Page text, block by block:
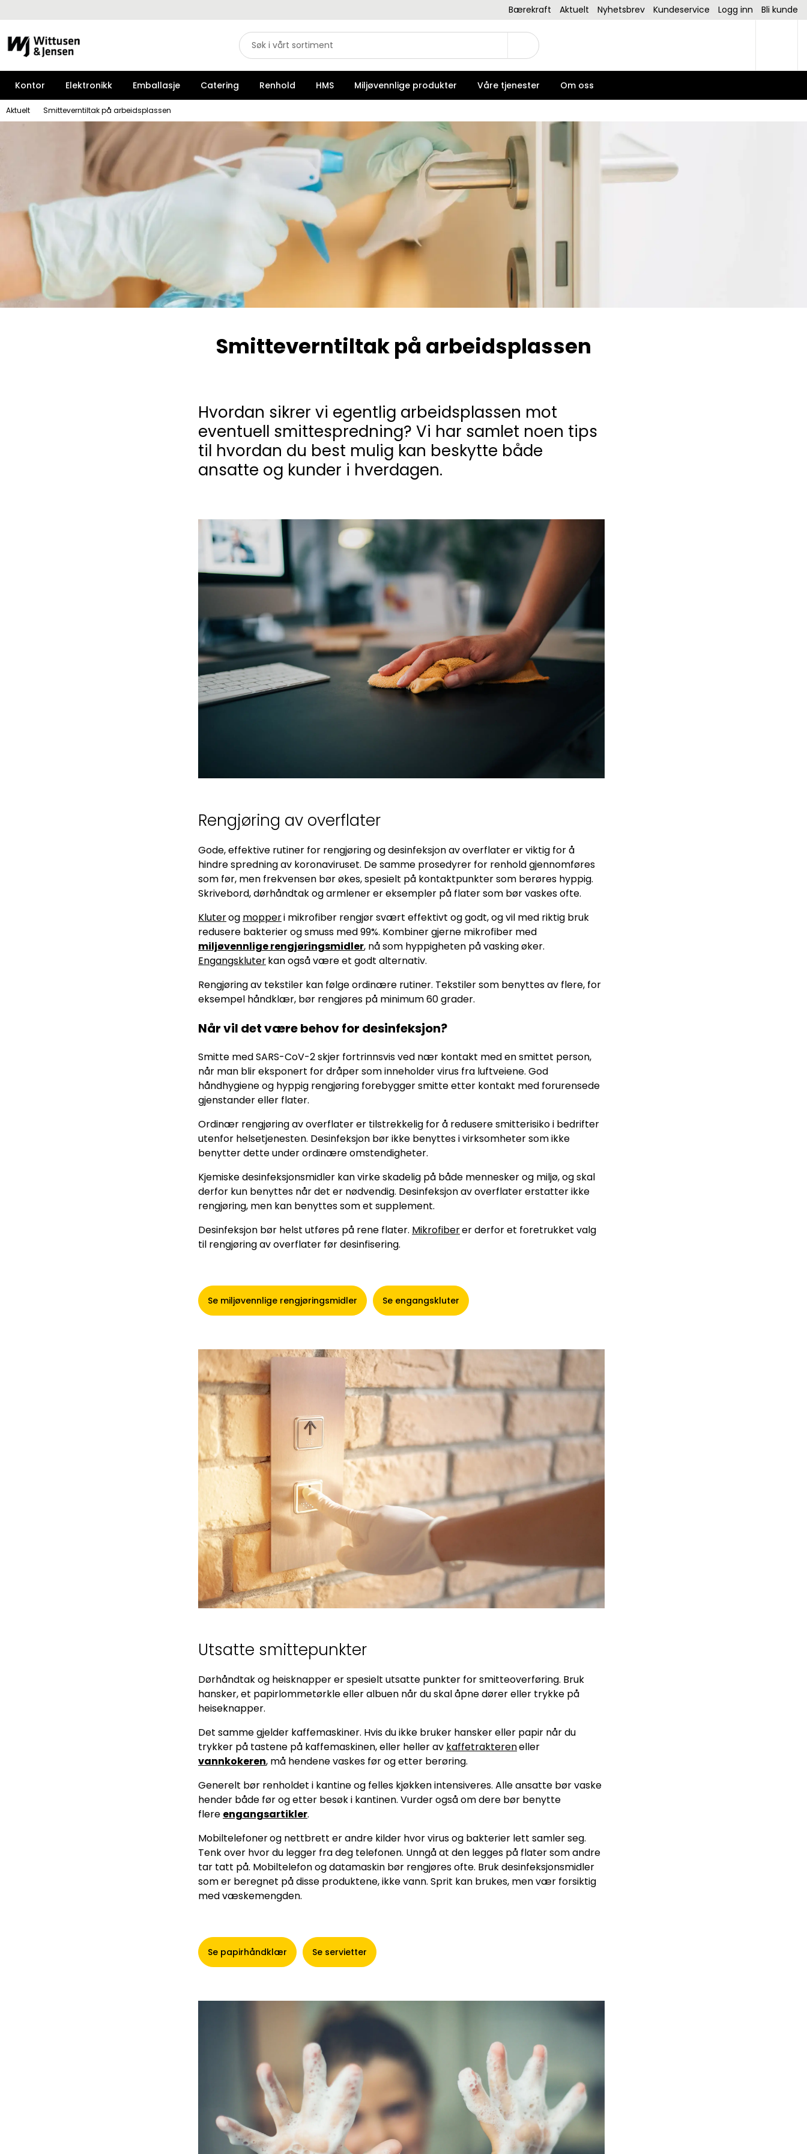
Bærekraft Aktuelt Nyhetsbrev Kundeservice Logg inn Bli kunde
Kontor Elektronikk Emballasje Catering Renhold HMS Miljøvennlige produkter Våre tjenester Om oss
Aktuelt Smitteverntiltak på arbeidsplassen
Smitteverntiltak på arbeidsplassen
Hvordan sikrer vi egentlig arbeidsplassen mot
eventuell smittespredning? Vi har samlet noen tips
til hvordan du best mulig kan beskytte både
ansatte og kunder i hverdagen.
Rengjøring av overflater
Gode, effektive rutiner for rengjøring og desinfeksjon av overflater er viktig for å
hindre spredning av koronaviruset. De samme prosedyrer for renhold gjennomføres
som før, men frekvensen bør økes, spesielt på kontaktpunkter som berøres hyppig.
Skrivebord, dørhåndtak og armlener er eksempler på flater som bør vaskes ofte.
Kluterog mopperi mikrofiber rengjør svært effektivt og godt, og vil med riktig bruk
redusere bakterier og smuss med 99%. Kombiner gjerne mikrofiber med
miljøvennlige rengjøringsmidler, nå som hyppigheten på vasking øker.
Engangskluterkan også være et godt alternativ.
Rengjøring av tekstiler kan følge ordinære rutiner. Tekstiler som benyttes av flere, for
eksempel håndklær, bør rengjøres på minimum 60 grader.
Når vil det være behov for desinfeksjon?
Smitte med SARS-CoV-2 skjer fortrinnsvis ved nær kontakt med en smittet person,
når man blir eksponert for dråper som inneholder virus fra luftveiene. God
håndhygiene og hyppig rengjøring forebygger smitte etter kontakt med forurensede
gjenstander eller flater.
Ordinær rengjøring av overflater er tilstrekkelig for å redusere smitterisiko i bedrifter
utenfor helsetjenesten. Desinfeksjon bør ikke benyttes i virksomheter som ikke
benytter dette under ordinære omstendigheter.
Kjemiske desinfeksjonsmidler kan virke skadelig på både mennesker og miljø, og skal
derfor kun benyttes når det er nødvendig. Desinfeksjon av overflater erstatter ikke
rengjøring, men kan benyttes som et supplement.
Desinfeksjon bør helst utføres på rene flater. Mikrofiberer derfor et foretrukket valg
til rengjøring av overflater før desinfisering.
Se miljøvennlige rengjøringsmidler Se engangskluter
Utsatte smittepunkter
Dørhåndtak og heisknapper er spesielt utsatte punkter for smitteoverføring. Bruk
hansker, et papirlommetørkle eller albuen når du skal åpne dører eller trykke på
heiseknapper.
Det samme gjelder kaffemaskiner. Hvis du ikke bruker hansker eller papir når du
trykker på tastene på kaffemaskinen, eller heller av kaffetraktereneller
vannkokeren, må hendene vaskes før og etter berøring.
Generelt bør renholdet i kantine og felles kjøkken intensiveres. Alle ansatte bør vaske
hender både før og etter besøk i kantinen. Vurder også om dere bør benytte
flere engangsartikler.
Mobiltelefonerog nettbrett er andre kilder hvor virus og bakterier lett samler seg.
Tenk over hvor du legger fra deg telefonen. Unngå at den legges på flater som andre
tar tatt på. Mobiltelefon og datamaskin bør rengjøres ofte. Bruk desinfeksjonsmidler
som er beregnet på disse produktene, ikke vann. Sprit kan brukes, men vær forsiktig
med væskemengden.
Se papirhåndklær Se servietter